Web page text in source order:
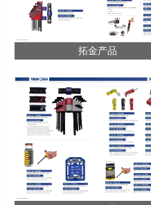
拓金产品